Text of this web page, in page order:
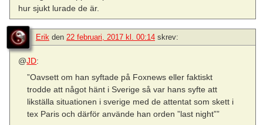
hur sjukt lurade de är.
Erik den 22 februari, 2017 kl. 00:14 skrev:
@JD:
”Oavsett om han syftade på Foxnews eller faktiskt
trodde att något hänt i Sverige så var hans syfte att
likställa situationen i sverige med de attentat som skett i
tex Paris och därför använde han orden ”last night””